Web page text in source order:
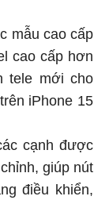
mẫu cao cấp
cao cấp hơn
tele mới cho
iPhone 15
cạnh được
giúp nút
điều khiển,